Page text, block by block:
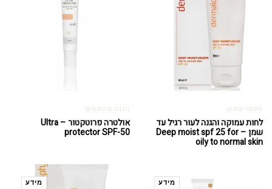
חסמי שמש
לחות עמוקה והגנה לעור רגיל עד
שמן – Deep moist spf 25 for
oily to normal skin
הגנה מהשמש
אולטרה פרוטקטור – Ultra
protector SPF-50
מידע
מידע